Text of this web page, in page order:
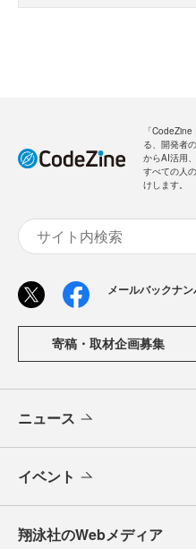
「
る、開発者
からAI活用
すべての人
けします。
メールバックナ
寄稿・取材企画募集
ニュース
イベント
翔泳社のWebメディア